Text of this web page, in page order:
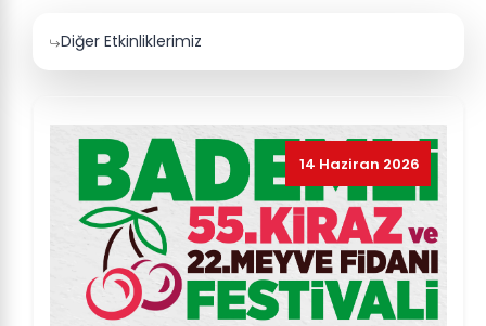
Diğer Etkinliklerimiz
14 Haziran 2026